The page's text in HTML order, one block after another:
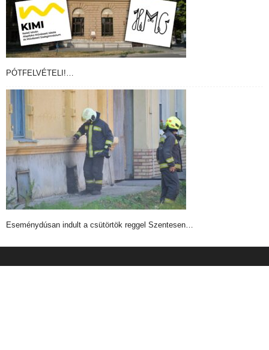
PÓTFELVÉTELI!…
Eseménydúsan indult a csütörtök reggel Szentesen…